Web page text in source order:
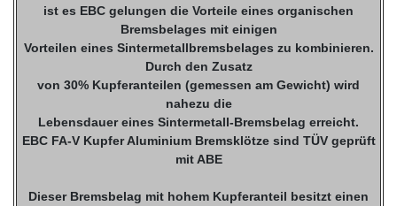
ist es EBC gelungen die Vorteile eines organischen
Bremsbelages mit einigen
Vorteilen eines Sintermetallbremsbelages zu kombinieren.
Durch den Zusatz
von 30% Kupferanteilen (gemessen am Gewicht) wird
nahezu die
Lebensdauer eines Sintermetall-Bremsbelag erreicht.
EBC FA-V Kupfer Aluminium Bremsklötze sind TÜV geprüft
mit ABE
Dieser Bremsbelag mit hohem Kupferanteil besitzt einen